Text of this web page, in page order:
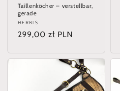
Taillenköcher – verstellbar,
gerade
Anbieter:
HERBIS
Normaler
299,00 zł PLN